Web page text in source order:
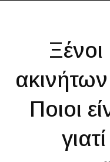
Ποιοι